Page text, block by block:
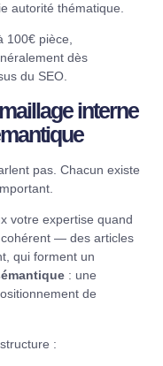
autorité thématique.
100€ pièce,
dès
du SEO.
interne
pas. Chacun existe
votre expertise quand
— des articles
qui forment un
: une
de
: